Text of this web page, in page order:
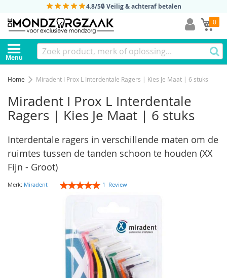
4.8/5🔒 Veilig & achteraf betalen
0
Menu
Home Miradent I Prox L Interdentale Ragers | Kies Je Maat | 6 stuks
Miradent I Prox L Interdentale
Ragers | Kies Je Maat | 6 stuks
Interdentale ragers in verschillende maten om de
ruimtes tussen de tanden schoon te houden (XX
Fijn - Groot)
Merk: Miradent
Rating:
1 Review